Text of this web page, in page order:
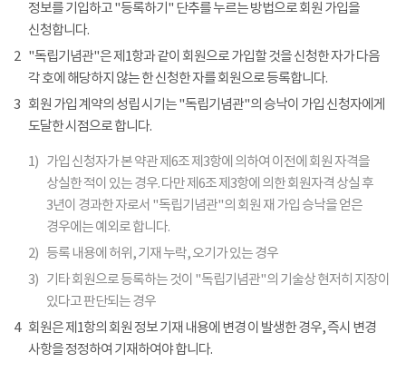
정보를 기입하고 "등록하기" 단추를 누르는 방법으로 회원 가입을
신청합니다.
2 "독립기념관"은 제1항과 같이 회원으로 가입할 것을 신청한 자가 다음
각 호에 해당하지 않는 한 신청한 자를 회원으로 등록합니다.
3 회원 가입 계약의 성립 시기는 "독립기념관"의 승낙이 가입 신청자에게
도달한 시점으로 합니다.
1) 가입 신청자가 본 약관 제6조 제3항에 의하여 이전에 회원 자격을
상실한 적이 있는 경우. 다만 제6조 제3항에 의한 회원자격 상실 후
3년이 경과한 자로서 "독립기념관"의 회원 재 가입 승낙을 얻은
경우에는 예외로 합니다.
2) 등록 내용에 허위, 기재 누락, 오기가 있는 경우
3) 기타 회원으로 등록하는 것이 "독립기념관"의 기술상 현저히 지장이
있다고 판단되는 경우
4
회원은 제1항의 회원 정보 기재 내용에 변경 이 발생한 경우, 즉시 변경
사항을 정정하여 기재하여야 합니다.